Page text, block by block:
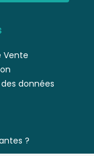
Vente
données
?